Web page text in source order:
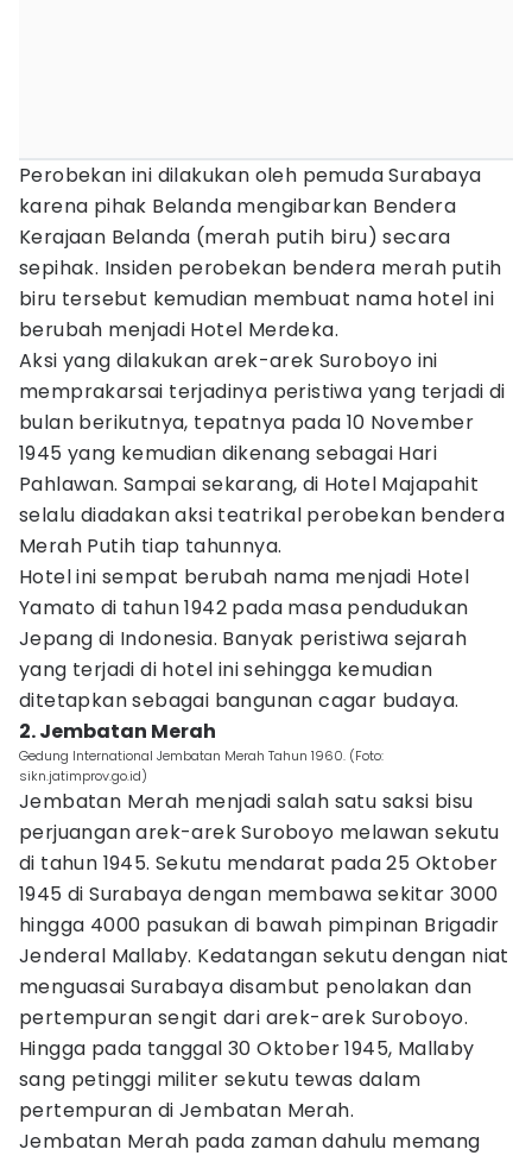
Perobekan ini dilakukan oleh pemuda Surabaya
karena pihak Belanda mengibarkan Bendera
Kerajaan Belanda (merah putih biru) secara
sepihak. Insiden perobekan bendera merah putih
biru tersebut kemudian membuat nama hotel ini
berubah menjadi Hotel Merdeka.
Aksi yang dilakukan arek-arek Suroboyo ini
memprakarsai terjadinya peristiwa yang terjadi di
bulan berikutnya, tepatnya pada 10 November
1945 yang kemudian dikenang sebagai Hari
Pahlawan. Sampai sekarang, di Hotel Majapahit
selalu diadakan aksi teatrikal perobekan bendera
Merah Putih tiap tahunnya.
Hotel ini sempat berubah nama menjadi Hotel
Yamato di tahun 1942 pada masa pendudukan
Jepang di Indonesia. Banyak peristiwa sejarah
yang terjadi di hotel ini sehingga kemudian
ditetapkan sebagai bangunan cagar budaya.
2. Jembatan Merah
Gedung International Jembatan Merah Tahun 1960. (Foto:
sikn.jatimprov.go.id)
Jembatan Merah menjadi salah satu saksi bisu
perjuangan arek-arek Suroboyo melawan sekutu
di tahun 1945. Sekutu mendarat pada 25 Oktober
1945 di Surabaya dengan membawa sekitar 3000
hingga 4000 pasukan di bawah pimpinan Brigadir
Jenderal Mallaby. Kedatangan sekutu dengan niat
menguasai Surabaya disambut penolakan dan
pertempuran sengit dari arek-arek Suroboyo.
Hingga pada tanggal 30 Oktober 1945, Mallaby
sang petinggi militer sekutu tewas dalam
pertempuran di Jembatan Merah.
Jembatan Merah pada zaman dahulu memang